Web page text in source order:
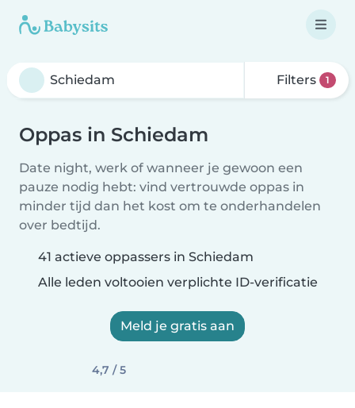
Filters 1
Oppas in Schiedam
Date night, werk of wanneer je gewoon een
pauze nodig hebt: vind vertrouwde oppas in
minder tijd dan het kost om te onderhandelen
over bedtijd.
41 actieve oppassers in Schiedam
Alle leden voltooien verplichte ID-verificatie
Meld je gratis aan
4,7 / 5